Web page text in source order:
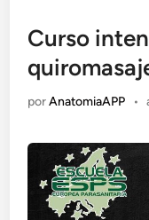
Curso
porAnatomiaAPP •